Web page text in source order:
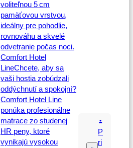
voliteľnou 5 cm
pamäťovou vrstvou,
ideálny pre pohodlie,
rovnováhu a skvelé
odvetranie počas noci.
Comfort Hotel
LineChcete, aby sa
vaši hostia zobúdzali
oddýchnutí a spokojní?
Comfort Hotel Line
ponúka profesionálne
matrace zo studenej
HR peny, ktoré
vynikajú vysokou
P
ri